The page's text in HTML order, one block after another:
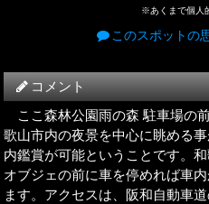
※あくまで個人
このスポットの
コメント
ここ森林公園雨の森 駐車場の
歌山市内の夜景を中心に眺める
内鑑賞が可能ということです。
オブジェの前に車を停めれば車
ます。アクセスは、阪和自動車